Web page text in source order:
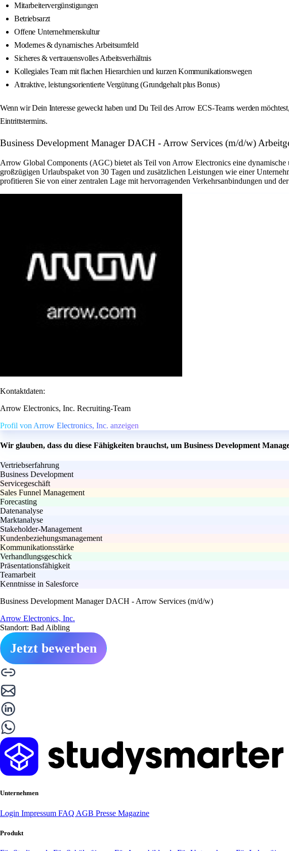
Mitarbeitervergünstigungen
Betriebsarzt
Offene Unternehmenskultur
Modernes & dynamisches Arbeitsumfeld
Sicheres & vertrauensvolles Arbeitsverhältnis
Kollegiales Team mit flachen Hierarchien und kurzen Kommunikationswegen
Attraktive, leistungsorientierte Vergütung (Grundgehalt plus Bonus)
Wenn wir Dein Interesse geweckt haben und Du Teil des Arrow ECS-Teams werden
Eintrittstermins.
Business Development Manager DACH - Arrow Services (m/d/w)
Arrow Global Components (AGC) bietet als Teil von Arrow Electronics eine
großzügigen Urlaubspaket von 30 Tagen und zusätzlichen Leistungen wie einer
profitieren Sie von einer zentralen Lage mit hervorragenden Verkehrsanbindungen und
Kontaktdaten:
Arrow Electronics, Inc. Recruiting-Team
Profil von Arrow Electronics, Inc. anzeigen
Wir glauben, dass du diese Fähigkeiten brauchst, um Business Development
Vertriebserfahrung
Business Development
Servicegeschäft
Sales Funnel Management
Forecasting
Datenanalyse
Marktanalyse
Stakeholder-Management
Kundenbeziehungsmanagement
Kommunikationsstärke
Verhandlungsgeschick
Präsentationsfähigkeit
Teamarbeit
Kenntnisse in Salesforce
Business Development Manager DACH - Arrow Services (m/d/w)
Arrow Electronics, Inc.
Standort: Bad Aibling
Jetzt bewerben
Unternehmen
Login Impressum FAQ AGB Presse Magazine
Produkt